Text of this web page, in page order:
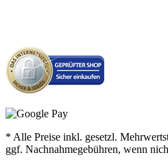
* Alle Preise inkl. gesetzl.
ggf. Nachnahmegebühren, wenn